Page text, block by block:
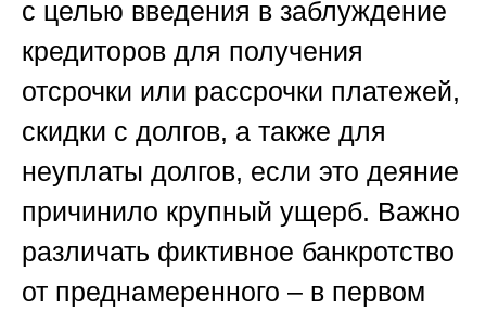
с целью введения в заблуждение
кредиторов для получения
отсрочки или рассрочки платежей,
скидки с долгов, а также для
неуплаты долгов, если это деяние
причинило крупный ущерб. Важно
различать фиктивное банкротство
от преднамеренного – в первом